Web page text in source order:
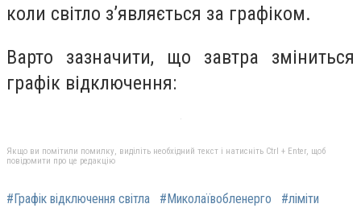
коли світло з’являється за графіком.
Варто зазначити, що завтра зміниться
графік відключення:
Якщо ви помітили помилку, виділіть необхідний текст і натисніть Ctrl + Enter, щоб
повідомити про це редакцію
#Графік відключення світла #Миколаївобленерго #ліміти